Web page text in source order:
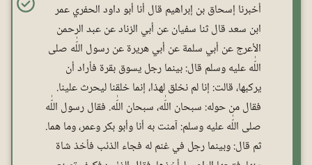
أخبرنا إسحاق بن إبراهيم قال أنا أبو داود الحفري عمر
ابن سعد قال ثنا سفيان عن أبي الزناد عن عبد الرحمن
الأعرج عن أبي سلمة عن أبي هريرة عن رسول اللّٰه صلى
اللّٰه عليه وسلم قال: بينما رجل يسوق بقرة فأراد أن
يركبها، قالت: إنا لم نخلق لهذا، إنما خلقنا ليحرث علينا.
فقال من حوله: سبحان اللّٰه، سبحان اللّٰه. فقال رسول اللّٰه
صلى اللّٰه عليه وسلم: آمنت به أنا وأبو بکر وعمر، وما هما.
ثم قال: وبينما رجل في غنم له فجاء الذئب فأخذ شاة